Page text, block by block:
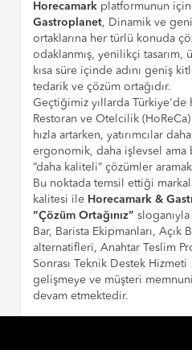
Horecamark platformunun
Gastroplanet, Dinamik ve
ortaklarına her türlü konuda
odaklanmış, yenilikçi tasarım,
kısa süre içinde adını geniş
tedarik ve çözüm ortağıdır.
Geçtiğimiz yıllarda Türkiye'de
Restoran ve Otelcilik
hızla artarken, yatırımcılar
ergonomik, daha işlevsel ama
“daha kaliteli” çözümler
Bu noktada temsil ettiği
kalitesi ile Horecamark &
“Çözüm Ortağınız”
Bar, Barista Ekipmanları, Açık
alternatifleri, Anahtar Teslim
Sonrası Teknik Destek
gelişmeye ve müşteri
devam etmektedir.